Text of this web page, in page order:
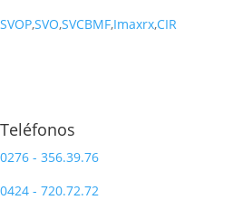
SVOP,SVO,SVCBMF,Imaxrx,CIR
Teléfonos
0276 - 356.39.76
0424 - 720.72.72